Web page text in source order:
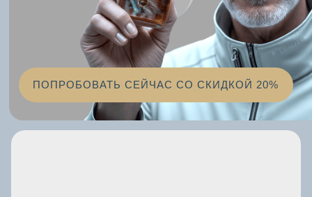
ПОПРОБОВАТЬ СЕЙЧАС СО СКИДКОЙ 20%